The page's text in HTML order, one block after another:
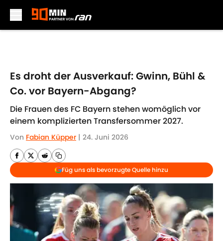
Es droht der Ausverkauf: Gwinn, Bühl &
Co. vor Bayern-Abgang?
Die Frauen des FC Bayern stehen womöglich vor
einem komplizierten Transfersommer 2027.
Von Fabian Küpper | 24. Juni 2026
Füg uns als bevorzugte Quelle hinzu